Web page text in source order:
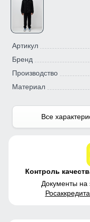
Артикул
Бренд
Производство
Материал
Все
Контроль
Документы на